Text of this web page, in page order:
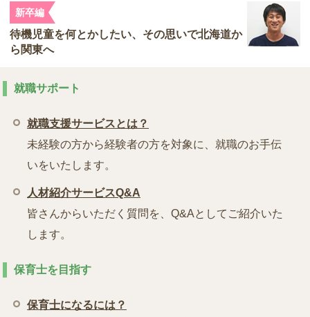
新卒編
待機児童を何とかしたい、その思いで北海道か
ら関東へ
就職サポート
就職支援サービスとは？
未経験の方から経験者の方を対象に、就職のお手伝
いをいたします。
人材紹介サービスQ&A
皆さんからいただく質問を、Q&Aとしてご紹介いた
します。
保育士を目指す
保育士になるには？